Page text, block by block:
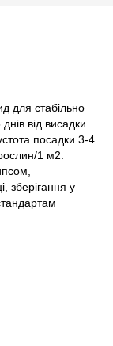
для стабільно
від висадки
посадки 3-4
1 м2.
зберігання у